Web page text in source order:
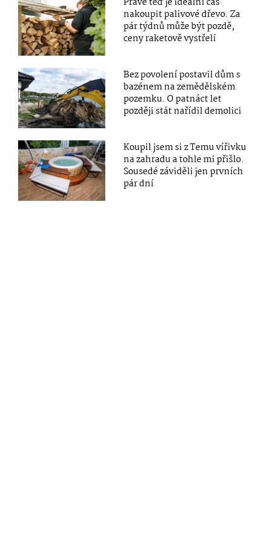
nakoupit palivové dřevo. Za
pár týdnů může být pozdě,
ceny raketově vystřelí
Bez povolení postavil dům s
bazénem na zemědělském
pozemku. O patnáct let
později stát nařídil demolici
Koupil jsem si z Temu vířivku
na zahradu a tohle mi přišlo.
Sousedé záviděli jen prvních
pár dní